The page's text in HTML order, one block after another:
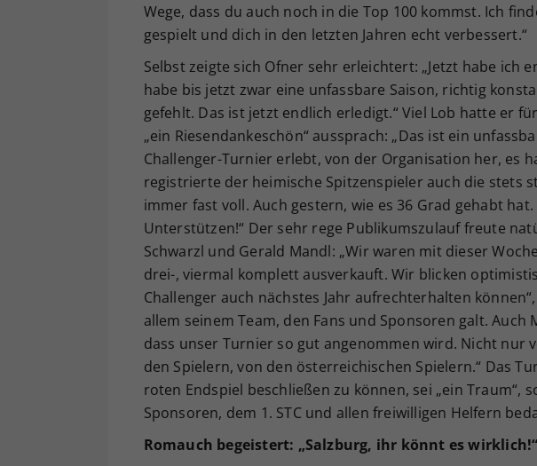
Wege, dass du auch noch in die Top 100 kommst. Ich
gespielt und dich in den letzten Jahren echt verbessert.“
Selbst zeigte sich Ofner sehr erleichtert: „Jetzt habe ich
habe bis jetzt zwar eine unfassbare Saison, richtig
gefehlt. Das ist jetzt endlich erledigt.“ Viel Lob hatte er
„ein Riesendankeschön“ aussprach: „Das ist ein
Challenger-Turnier erlebt, von der Organisation her, es
registrierte der heimische Spitzenspieler auch die stets
immer fast voll. Auch gestern, wie es 36 Grad gehabt
Unterstützen!“ Der sehr rege Publikumszulauf freute
Schwarzl und Gerald Mandl: „Wir waren mit dieser
drei-, viermal komplett ausverkauft. Wir blicken
Challenger auch nächstes Jahr aufrechterhalten
allem seinem Team, den Fans und Sponsoren galt.
dass unser Turnier so gut angenommen wird. Nicht nur
den Spielern, von den österreichischen Spielern.“ Das
roten Endspiel beschließen zu können, sei „ein Traum“,
Sponsoren, dem 1. STC und allen freiwilligen Helfern
Romauch begeistert: „Salzburg, ihr könnt es wirklich!“